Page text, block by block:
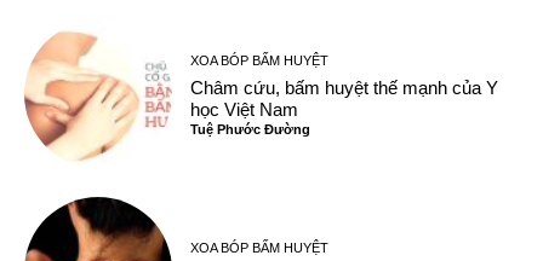
XOA BÓP BẤM HUYỆT
Châm cứu, bấm huyệt thế mạnh của Y
học Việt Nam
Tuệ Phước Đường
XOA BÓP BẤM HUYỆT